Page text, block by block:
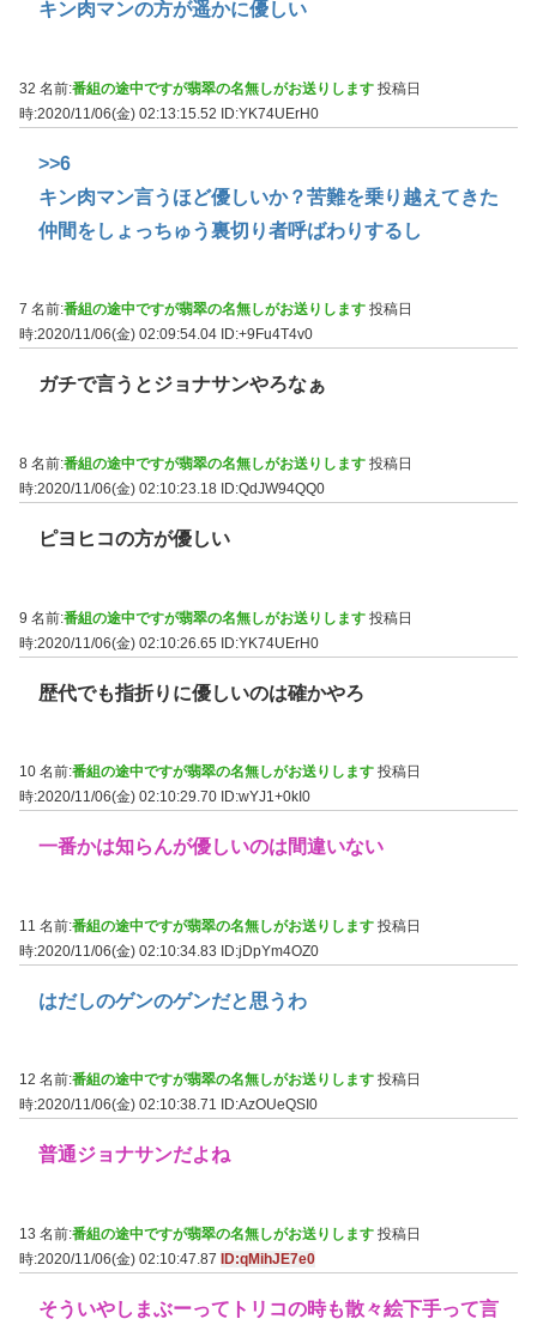
キン肉マンの方が遥かに優しい
32 名前:番組の途中ですが翡翠の名無しがお送りします 投稿日
時:2020/11/06(金) 02:13:15.52 ID:YK74UErH0
>>6
キン肉マン言うほど優しいか？苦難を乗り越えてきた
仲間をしょっちゅう裏切り者呼ばわりするし
7 名前:番組の途中ですが翡翠の名無しがお送りします 投稿日
時:2020/11/06(金) 02:09:54.04 ID:+9Fu4T4v0
ガチで言うとジョナサンやろなぁ
8 名前:番組の途中ですが翡翠の名無しがお送りします 投稿日
時:2020/11/06(金) 02:10:23.18 ID:QdJW94QQ0
ピヨヒコの方が優しい
9 名前:番組の途中ですが翡翠の名無しがお送りします 投稿日
時:2020/11/06(金) 02:10:26.65 ID:YK74UErH0
歴代でも指折りに優しいのは確かやろ
10 名前:番組の途中ですが翡翠の名無しがお送りします 投稿日
時:2020/11/06(金) 02:10:29.70 ID:wYJ1+0kI0
一番かは知らんが優しいのは間違いない
11 名前:番組の途中ですが翡翠の名無しがお送りします 投稿日
時:2020/11/06(金) 02:10:34.83 ID:jDpYm4OZ0
はだしのゲンのゲンだと思うわ
12 名前:番組の途中ですが翡翠の名無しがお送りします 投稿日
時:2020/11/06(金) 02:10:38.71
ID:AzOUeQSI0
普通ジョナサンだよね
13 名前:番組の途中ですが翡翠の名無しがお送りします 投稿日
時:2020/11/06(金) 02:10:47.87 ID:qMihJE7e0
そういやしまぶーってトリコの時も散々絵下手って言